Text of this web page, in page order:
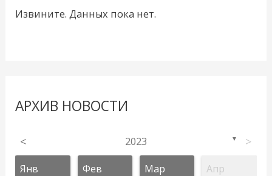
Извините. Данных пока нет.
АРХИВ НОВОСТИ
< 2023 ▼ >
Янв Фев Мар Апр